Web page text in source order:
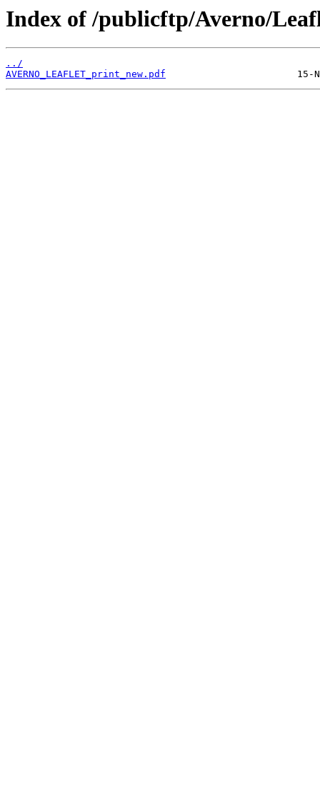
Index of /publicftp/Averno/
../
AVERNO_LEAFLET_print_new.pdf